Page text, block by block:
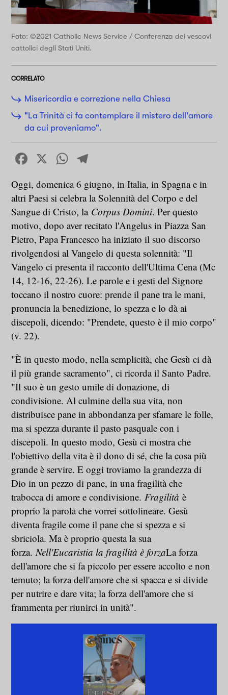
Foto: ©2021 Catholic News Service / Conferenza dei vescovi
cattolici degli Stati Uniti.
CORRELATO
Misericordia e correzione nella Chiesa
"La Trinità ci fa contemplare il mistero dell'amore
da cui proveniamo".
Facebook
X WhatsApp
Oggi, domenica 6 giugno, in Italia, in Spagna e in
altri Paesi si celebra la Solennità del Corpo e del
Sangue di Cristo, la Corpus Domini. Per questo
motivo, dopo aver recitato l'Angelus in Piazza San
Pietro, Papa Francesco ha iniziato il suo discorso
rivolgendosi al Vangelo di questa solennità: "Il
Vangelo ci presenta il racconto dell'Ultima Cena (Mc
14, 12-16, 22-26). Le parole e i gesti del Signore
toccano il nostro cuore: prende il pane tra le mani,
pronuncia la benedizione, lo spezza e lo dà ai
discepoli, dicendo: "Prendete, questo è il mio corpo"
(v. 22).
"È in questo modo, nella semplicità, che Gesù ci dà
il più grande sacramento", ci ricorda il Santo Padre.
"Il suo è un gesto umile di donazione, di
condivisione. Al culmine della sua vita, non
distribuisce pane in abbondanza per sfamare le folle,
ma si spezza durante il pasto pasquale con i
discepoli. In questo modo, Gesù ci mostra che
l'obiettivo della vita è il dono di sé, che la cosa più
grande è servire. E oggi troviamo la grandezza di
Dio in un pezzo di pane, in una fragilità che
trabocca di amore e condivisione.Fragilitàè
proprio la parola che vorrei sottolineare. Gesù
diventa fragile come il pane che si spezza e si
sbriciola. Ma è proprio questa la sua
forza.Nell'Eucaristia la fragilità è forzaLa forza
dell'amore che si fa piccolo per essere accolto e non
temuto; la forza dell'amore che si spacca e si divide
per nutrire e dare vita; la forza dell'amore che si
frammenta per riunirci in unità".